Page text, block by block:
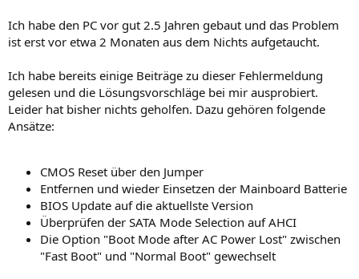
Ich habe den PC vor gut 2.5 Jahren gebaut und das Problem
ist erst vor etwa 2 Monaten aus dem Nichts aufgetaucht.
Ich habe bereits einige Beiträge zu dieser Fehlermeldung
gelesen und die Lösungsvorschläge bei mir ausprobiert.
Leider hat bisher nichts geholfen. Dazu gehören folgende
Ansätze:
CMOS Reset über den Jumper
Entfernen und wieder Einsetzen der Mainboard Batterie
BIOS Update auf die aktuellste Version
Überprüfen der SATA Mode Selection auf AHCI
Die Option "Boot Mode after AC Power Lost" zwischen
"Fast Boot" und "Normal Boot" gewechselt